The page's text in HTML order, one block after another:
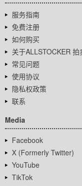
服务指南
免费注册
如何购买
关于ALLSTOCKER 拍
常见问题
使用协议
隐私权政策
联系
Media
Facebook
X (Formerly Twitter)
YouTube
TikTok